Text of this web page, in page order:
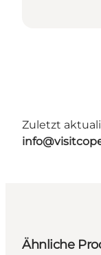
Zuletzt
Ähnliche